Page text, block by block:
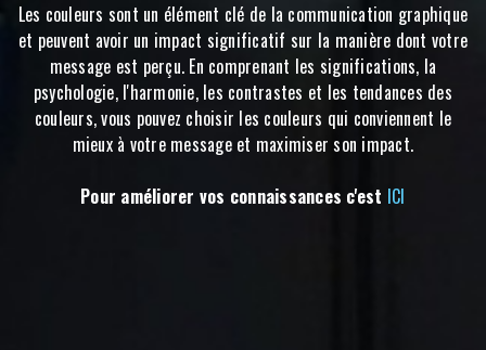
Les couleurs sont un élément clé de la communication graphique
et peuvent avoir un impact significatif sur la manière dont votre
message est perçu. En comprenant les significations, la
psychologie, l'harmonie, les contrastes et les tendances des
couleurs, vous pouvez choisir les couleurs qui conviennent le
mieux à votre message et maximiser son impact.
Pour améliorer vos connaissances c'est ICI